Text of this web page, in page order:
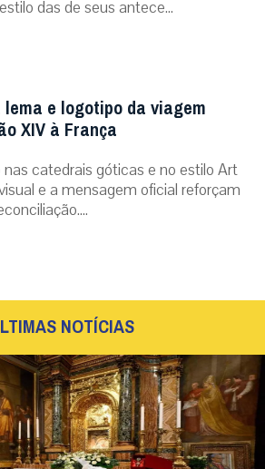
das de seus antece...
e logotipo da viagem
XIV à França
catedrais góticas e no estilo Art
e a mensagem oficial reforçam
NOTÍCIAS